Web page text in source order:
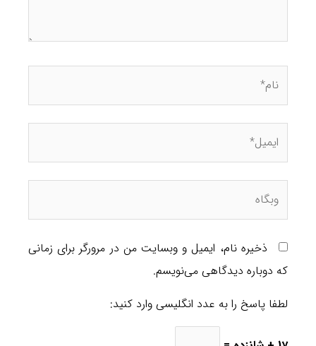
ذخیره نام، ایمیل و وبسایت من در مرورگر برای زمانی
که دوباره دیدگاهی می‌نویسم.
لطفا پاسخ را به عدد انگلیسی وارد کنید: